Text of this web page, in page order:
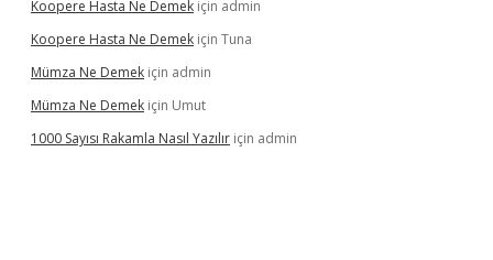
Koopere Hasta Ne Demek için admin
Koopere Hasta Ne Demek için Tuna
Mümza Ne Demek için admin
Mümza Ne Demek için Umut
1000 Sayısı Rakamla Nasıl Yazılır için admin